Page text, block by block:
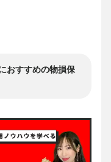
おすすめの物損保